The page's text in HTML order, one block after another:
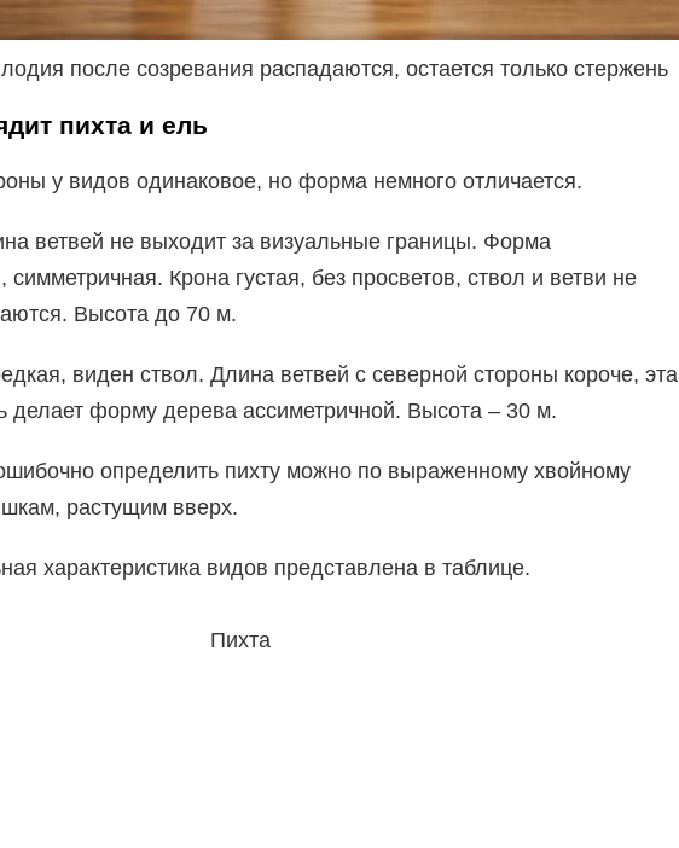
после созревания распадаются, остается только стержень
пихта и ель
у видов одинаковое, но форма немного отличается.
ветвей не выходит за визуальные границы. Форма
симметричная. Крона густая, без просветов, ствол и ветви не
Высота до 70 м.
виден ствол. Длина ветвей с северной стороны короче, эта
делает форму дерева ассиметричной. Высота – 30 м.
определить пихту можно по выраженному хвойному
растущим вверх.
характеристика видов представлена в таблице.
Пихта